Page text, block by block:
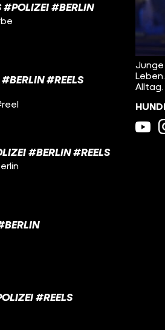
Alltag.
#POLIZEI #BERLIN
#REELS
#BERLIN #REELS
#REELS